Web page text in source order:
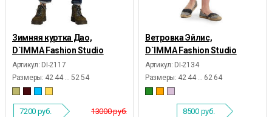
Зимняя куртка Дао,
D`IMMA Fashion Studio
Артикул: DI-2117
Размеры: 42 44 ... 52 54
13000 руб.
7200 руб.
Ветровка Эйлис,
D`IMMA Fashion Studio
Артикул: DI-2134
Размеры: 42 44 ... 62 64
8500 руб.